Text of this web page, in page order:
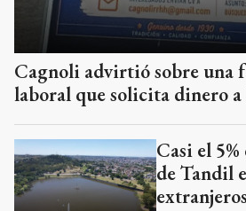
Cagnoli advirtió sobre una
laboral que solicita dinero a
Casi el
de Tandil
extranjeros